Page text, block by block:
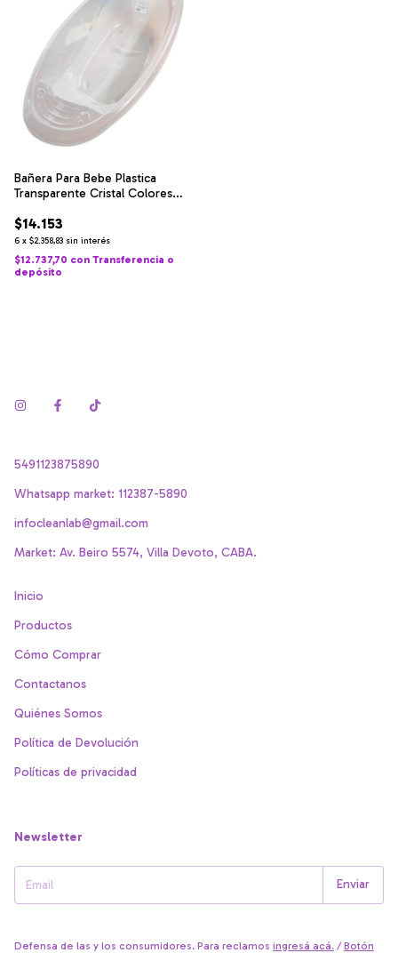
Bañera Para Bebe Plastica
Transparente Cristal Colores
$14.153
6 x $2.358,83 sin interés
$12.737,70 con Transferencia o
depósito
5491123875890
Whatsapp market: 112387-5890
infocleanlab@gmail.com
Market: Av. Beiro 5574, Villa Devoto, CABA.
Inicio
Productos
Cómo Comprar
Contactanos
Quiénes Somos
Política de Devolución
Políticas de privacidad
Newsletter
Defensa de las y los consumidores. Para reclamos ingresá acá. / Botón